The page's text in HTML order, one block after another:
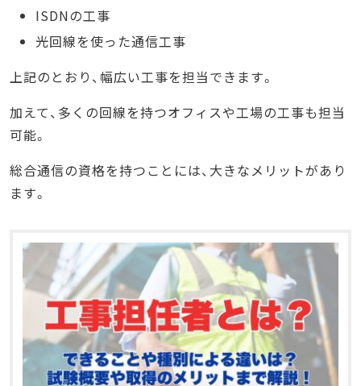
ISDNの工事
光回線を使った通信工事
上記のとおり、幅広い工事を担当できます。
加えて、多くの回線を持つオフィスや工場の工事も担当
可能。
総合通信の資格を持つことには、大きなメリットがあり
ます。